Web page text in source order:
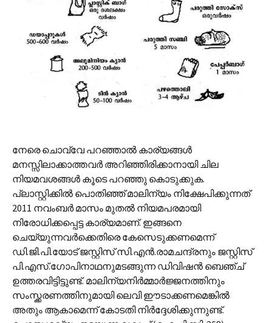
നേരെ ചൊവ്വേ പറഞ്ഞാല്‍ കാര്യങ്ങള്‍
മനസ്സിലാക്കാത്തവര്‍ അറിഞ്ഞിരിക്കാനായി ചില
നിയമവശങ്ങള്‍ കൂടെ പറഞ്ഞു കൊടുക്കുക.
പ്ലാസ്റ്റിക്കില്‍ പൊതിഞ്ഞ് മാലിന്യം നിക്ഷേപിക്കുന്നത്
2011 നവംബര്‍ മാസം മുതല്‍ നിയമപരമായി
നിരോധിക്കപ്പെട്ട കാര്യമാണ്. ഇങ്ങനെ
ചെയ്യുന്നവര്‍ക്കെതിരെ കേസെടുക്കണമെന്ന്
ഡി.ജി.പി.യോട് ജസ്റ്റിസ് സി.എന്‍.രാമചന്ദ്രനും ജസ്റ്റിസ്
പി.എസ്.ഗോപിനാഥനുമടങ്ങുന്ന ഡിവിഷന്‍ ബെഞ്ച്
ഉത്തരവിട്ടിട്ടുണ്ട്. മാലിന്യനിര്‍മ്മാര്‍ജ്ജനത്തിനും
സംസ്ക്കരണത്തിനുമായി ലെവി ഈടാക്കണമെങ്കില്‍
അതും ആകാമെന്ന് കോടതി നിര്‍ദ്ദേശിക്കുന്നുണ്ട്.